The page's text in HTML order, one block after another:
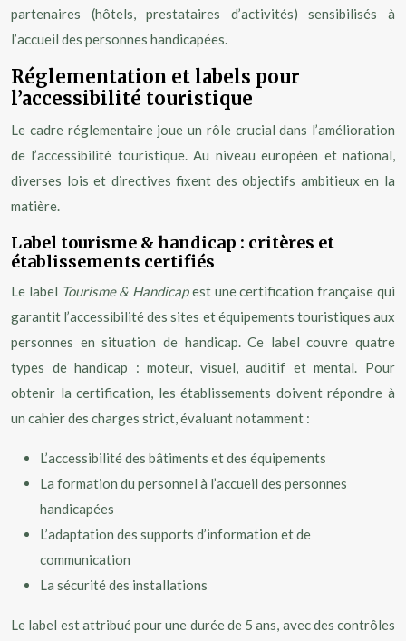
partenaires (hôtels, prestataires d’activités) sensibilisés à
l’accueil des personnes handicapées.
Réglementation et labels pour
l’accessibilité touristique
Le cadre réglementaire joue un rôle crucial dans l’amélioration
de l’accessibilité touristique. Au niveau européen et national,
diverses lois et directives fixent des objectifs ambitieux en la
matière.
Label tourisme & handicap : critères et
établissements certifiés
Le label Tourisme & Handicapest une certification française qui
garantit l’accessibilité des sites et équipements touristiques aux
personnes en situation de handicap. Ce label couvre quatre
types de handicap : moteur, visuel, auditif et mental. Pour
obtenir la certification, les établissements doivent répondre à
un cahier des charges strict, évaluant notamment :
L’accessibilité des bâtiments et des équipements
La formation du personnel à l’accueil des personnes
handicapées
L’adaptation des supports d’information et de
communication
La sécurité des installations
Le label est attribué pour une durée de 5 ans, avec des contrôles